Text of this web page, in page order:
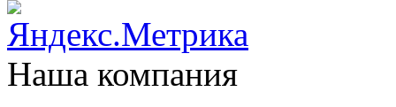
Наша компания